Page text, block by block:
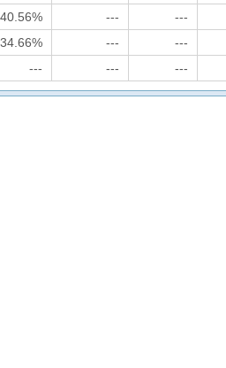
--- ---
--- ---
--- --- ---